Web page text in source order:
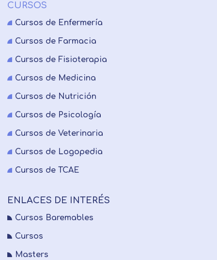
CURSOS
Cursos de Enfermería
Cursos de Farmacia
Cursos de Fisioterapia
Cursos de Medicina
Cursos de Nutrición
Cursos de Psicología
Cursos de Veterinaria
Cursos de Logopedia
Cursos de TCAE
ENLACES DE INTERÉS
Cursos Baremables
Cursos
Masters